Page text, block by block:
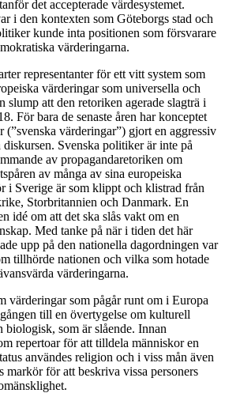
det accepterade värdesystemet.
i den kontexten som Göteborgs stad och
kunde inta positionen som försvarare
värderingarna.
representanter för ett vitt system som
värderingar som universella och
slump att den retoriken agerade slagträ i
För bara de senaste åren har konceptet
(”svenska värderingar”) gjort en aggressiv
Svenska politiker är inte på
av propagandaretoriken om
av många av sina europeiska
i Sverige är som klippt och klistrad från
Storbritannien och Danmark. En
idé om att det ska slås vakt om en
Med tanke på när i tiden det här
upp på den nationella dagordningen var
tillhörde nationen och vilka som hotade
värderingarna.
värderingar som pågår runt om i Europa
till en övertygelse om kulturell
biologisk, som är slående. Innan
repertoar för att tilldela människor en
användes religion och i viss mån även
markör för att beskriva vissa personers